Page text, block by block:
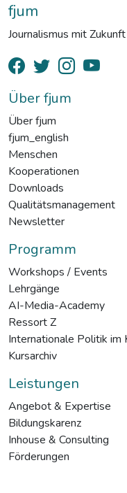
fjum
Journalismus mit Zukunft
Über fjum
Über fjum
fjum_english
Menschen
Kooperationen
Downloads
Qualitätsmanagement
Newsletter
Programm
Workshops / Events
Lehrgänge
AI-Media-Academy
Ressort Z
Internationale Politik im
Kursarchiv
Leistungen
Angebot & Expertise
Bildungskarenz
Inhouse & Consulting
Förderungen